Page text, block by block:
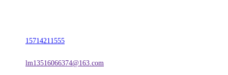
15714211555
lm13516066374@163.com